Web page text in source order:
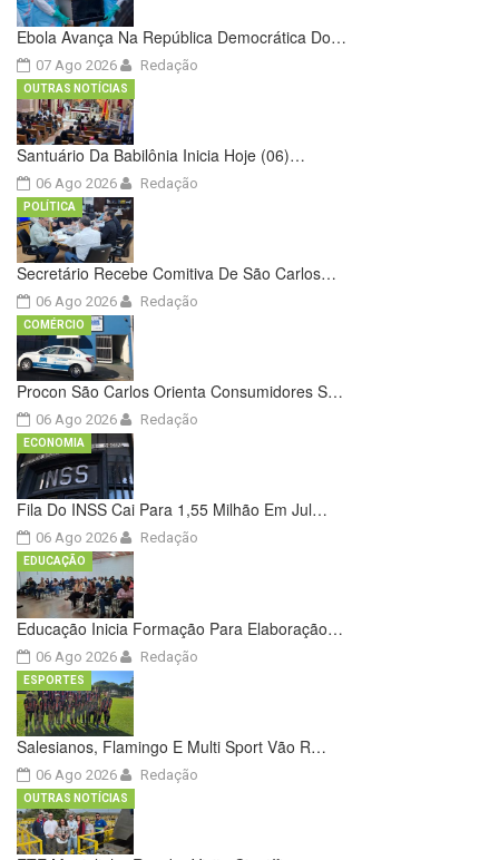
Ebola Avança Na República Democrática Do…
07 Ago 2026 Redação
Santuário Da Babilônia Inicia Hoje (06)…
06 Ago 2026
OUTRAS NOTÍCIAS
Redação
Secretário Recebe Comitiva De São Carlos…
06 Ago 2026
POLÍTICA
Redação
Procon São Carlos Orienta Consumidores S…
06 Ago 2026
COMÉRCIO
Redação
Fila Do INSS Cai Para 1,55 Milhão Em Jul…
06 Ago 2026
ECONOMIA
Redação
Educação Inicia Formação Para Elaboração…
06 Ago 2026
EDUCAÇÃO
Redação
Salesianos, Flamingo E Multi Sport Vão R…
06 Ago 2026
ESPORTES
Redação
OUTRAS NOTÍCIAS